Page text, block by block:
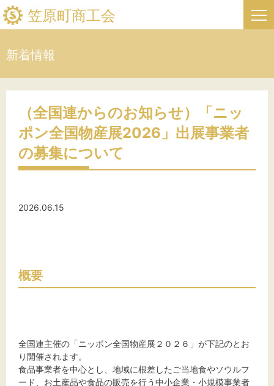
笠原町商工会
事業者・創業者の方へ
関係機関の方へ
標準 拡大
背景色
新着情報
（全国連からのお知らせ）「ニッ
ポン全国物産展2026」出展事業者
の募集について
2026.06.15
概要
全国連主催の「ニッポン全国物産展２０２６」が下記のとお
り開催されます。
食品事業者を中心とし、地域に根差したご当地食やソウルフ
ード、お土産品や食品の販売を行う中小企業・小規模事業者